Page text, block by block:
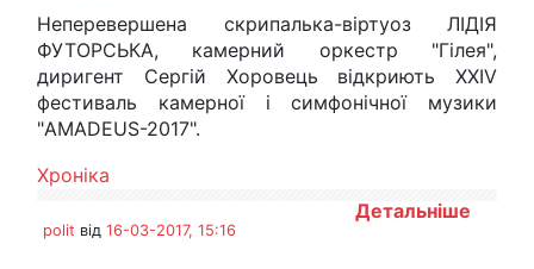
Неперевершена скрипалька-віртуоз ЛІДІЯ
ФУТОРСЬКА, камерний оркестр "Гілея",
диригент Сергій Хоровець відкриють XXIV
фестиваль камерної і симфонічної музики
"AMADEUS-2017".
Хроніка
Детальніше
polit від 16-03-2017, 15:16